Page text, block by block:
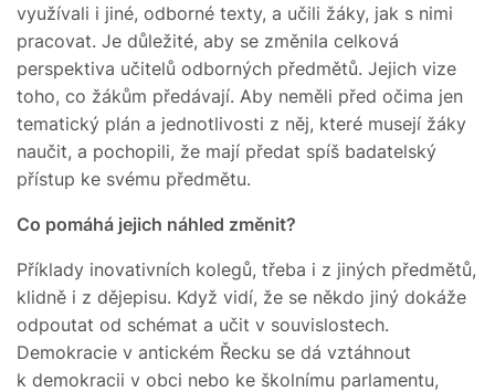
využívali i jiné, odborné texty, a učili žáky, jak s nimi
pracovat. Je důležité, aby se změnila celková
perspektiva učitelů odborných předmětů. Jejich vize
toho, co žákům předávají. Aby neměli před očima jen
tematický plán a jednotlivosti z něj, které musejí žáky
naučit, a pochopili, že mají předat spíš badatelský
přístup ke svému předmětu.
Co pomáhá jejich náhled změnit?
Příklady inovativních kolegů, třeba i z jiných předmětů,
klidně i z dějepisu. Když vidí, že se někdo jiný dokáže
odpoutat od schémat a učit v souvislostech.
Demokracie v antickém Řecku se dá vztáhnout
k demokracii v obci nebo ke školnímu parlamentu,